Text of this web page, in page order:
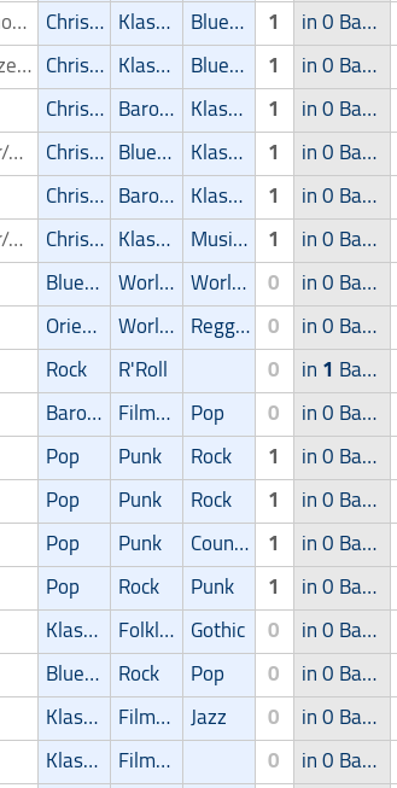
Pianist/Pianospieler Christliche Musik Klassik Blues/Swing 1 in 0 Band
Musikproduzent Christliche Musik Klassik Blues/Swing 1 in 0 Band
Christliche Musik Barock Klassik 1 in 0 Band
Veranstalter/Auftrittsmoeglichkeit Christliche Musik Blues/Swing Klassik 1 in 0 Band
Christliche Musik Barock Klassik 1 in 0 Band
Veranstalter/Auftrittsmoeglichkeit Christliche Musik Klassik Musical 1 in 0 Band
Blues/Swing World Music World Music 0 in 0 Band
Oriental World Music Reggae 0 in 0 Band
Rock R'Roll 0 in1 Band
Barock Filmmusik Pop 0 in 0 Band
Pop Punk Rock 1 in 0 Band
Pop Punk Rock 1 in 0 Band
Pop Punk Country 1 in 0 Band
Pop Rock Punk 1 in 0 Band
Klassik Folklore Gothic 0 in 0 Band
Blues/Swing Rock Pop 0 in 0 Band
Klassik Filmmusik Jazz 0 in 0 Band
Klassik Filmmusik 0 in 0 Band